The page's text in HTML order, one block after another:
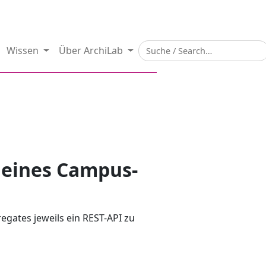
Wissen Über ArchiLab
Campus-
jeweils ein REST-API zu